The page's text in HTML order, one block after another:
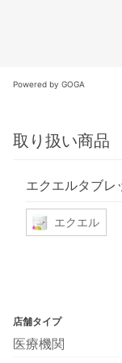
Powered by GOGA
取り扱い商品
エクエルタブレ
エクエル
店舗タイプ
医療機関